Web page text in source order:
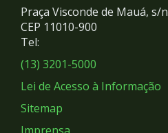
Redes
Sociais
Praça Visconde de Mauá, s/
CEP 11010-900
Tel:
(13) 3201-5000
Lei de Acesso à Informação
Sitemap